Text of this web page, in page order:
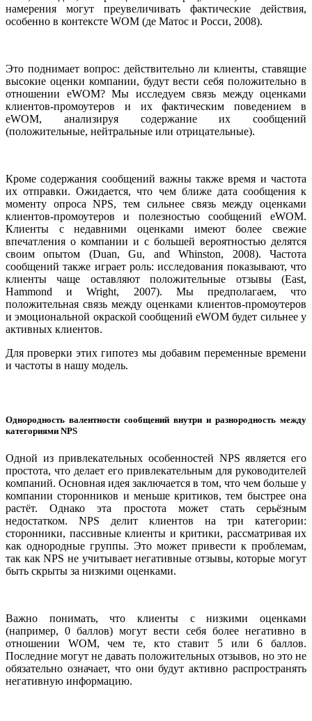
намерения могут преувеличивать фактические действия,
особенно в контексте WOM (де Матос и Росси, 2008).
Это поднимает вопрос: действительно ли клиенты, ставящие
высокие оценки компании, будут вести себя положительно в
отношении eWOM? Мы исследуем связь между оценками
клиентов-промоутеров и их фактическим поведением в
eWOM, анализируя содержание их сообщений
(положительные, нейтральные или отрицательные).
Кроме содержания сообщений важны также время и частота
их отправки. Ожидается, что чем ближе дата сообщения к
моменту опроса NPS, тем сильнее связь между оценками
клиентов-промоутеров и полезностью сообщений eWOM.
Клиенты с недавними оценками имеют более свежие
впечатления о компании и с большей вероятностью делятся
своим опытом (Duan, Gu, and Whinston, 2008). Частота
сообщений также играет роль: исследования показывают, что
клиенты чаще оставляют положительные отзывы (East,
Hammond и Wright, 2007). Мы предполагаем, что
положительная связь между оценками клиентов-промоутеров
и эмоциональной окраской сообщений eWOM будет сильнее у
активных клиентов.
Для проверки этих гипотез мы добавим переменные времени
и частоты в нашу модель.
Однородность валентности сообщений внутри и разнородность между
категориями NPS
Одной из привлекательных особенностей NPS является его
простота, что делает его привлекательным для руководителей
компаний. Основная идея заключается в том, что чем больше у
компании сторонников и меньше критиков, тем быстрее она
растёт. Однако эта простота может стать серьёзным
недостатком. NPS делит клиентов на три категории:
сторонники, пассивные клиенты и критики, рассматривая их
как однородные группы. Это может привести к проблемам,
так как NPS не учитывает негативные отзывы, которые могут
быть скрыты за низкими оценками.
Важно понимать, что клиенты с низкими оценками
(например, 0 баллов) могут вести себя более негативно в
отношении WOM, чем те, кто ставит 5 или 6 баллов.
Последние могут не давать положительных отзывов, но это не
обязательно означает, что они будут активно распространять
негативную информацию.